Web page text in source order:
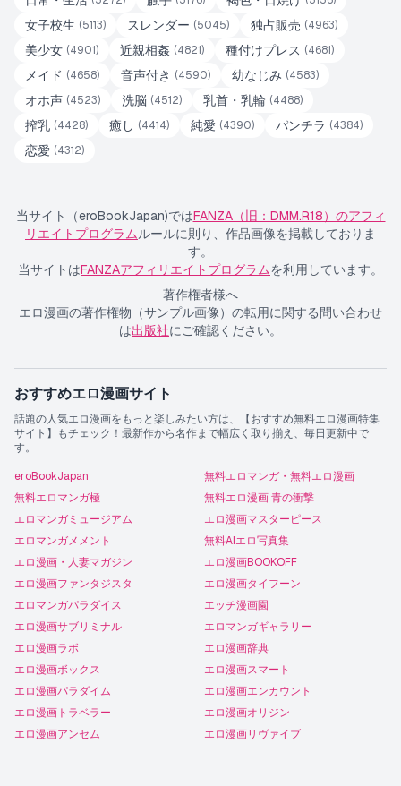
女子校生 (5113) スレンダー (5045) 独占販売 (4963)
美少女 (4901) 近親相姦 (4821) 種付けプレス (4681)
メイド (4658) 音声付き (4590) 幼なじみ (4583)
オホ声 (4523) 洗脳 (4512) 乳首・乳輪 (4488)
搾乳 (4428) 癒し (4414) 純愛 (4390) パンチラ (4384)
恋愛 (4312)
当サイト（eroBookJapan)ではFANZA（旧：DMM.R18）のアフィ
リエイトプログラムルールに則り、作品画像を掲載しておりま
す。
当サイトはFANZAアフィリエイトプログラムを利用しています。
著作権者様へ
エロ漫画の著作権物（サンプル画像）の転用に関する問い合わせ
は出版社にご確認ください。
おすすめエロ漫画サイト
話題の人気エロ漫画をもっと楽しみたい方は、【おすすめ無料エロ漫画特集
サイト】もチェック！最新作から名作まで幅広く取り揃え、毎日更新中で
す。
eroBookJapan
無料エロマンガ・無料エロ漫画
無料エロマンガ極
無料エロ漫画 青の衝撃
エロマンガミュージアム
エロ漫画マスターピース
エロマンガメメント
無料AIエロ写真集
エロ漫画・人妻マガジン
エロ漫画BOOKOFF
エロ漫画ファンタジスタ
エロ漫画タイフーン
エロマンガパラダイス
エッチ漫画園
エロ漫画サブリミナル
エロマンガギャラリー
エロ漫画ラボ
エロ漫画辞典
エロ漫画ボックス
エロ漫画スマート
エロ漫画パラダイム
エロ漫画エンカウント
エロ漫画トラベラー
エロ漫画オリジン
エロ漫画アンセム
エロ漫画リヴァイブ